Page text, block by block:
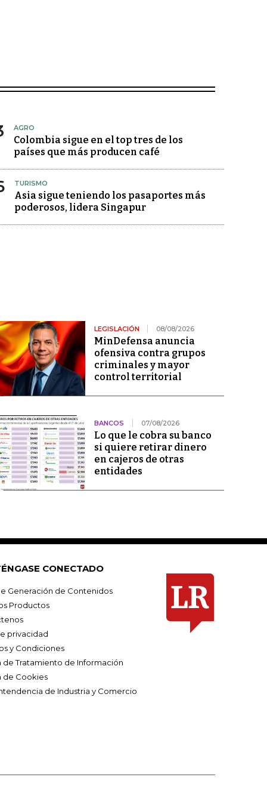
AGRO
Colombia sigue en el top tres de los
países que más producen café
TURISMO
Asia sigue teniendo los pasaportes más
poderosos, lidera Singapur
LEGISLACIÓN 08/08/2026
MinDefensa anuncia
ofensiva contra grupos
criminales y mayor
control territorial
BANCOS 07/08/2026
Lo que le cobra su banco
si quiere retirar dinero
en cajeros de otras
entidades
CONECTADO
Generación de Contenidos
Productos
privacidad
y Condiciones
de Tratamiento de Información
de Cookies
de Industria y Comercio